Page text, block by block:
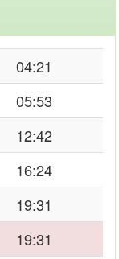
04:21
05:53
12:42
16:24
19:31
19:31